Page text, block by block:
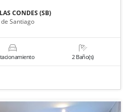
CONDES (SB)
Santiago
2 Baño(s)